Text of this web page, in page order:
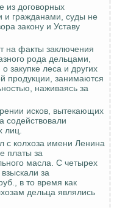
из договорных
и гражданами, суды не
закону и Уставу
на факты заключения
рода дельцами,
закупке леса и других
продукции, занимаются
наживаясь за
исков, вытекающих
содействовали
лиц.
с колхоза имени Ленина
платы за
масла. С четырех
за
в то время как
дельца являлись